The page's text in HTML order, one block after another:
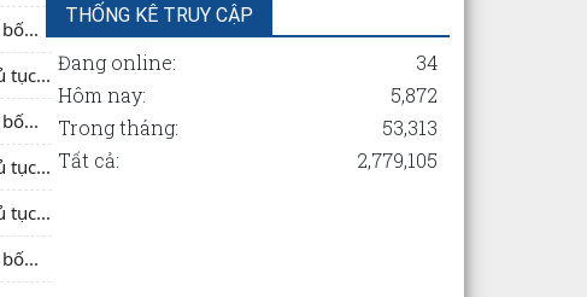
tục...
tục...
tục...
THỐNG KÊ TRUY CẬP
Đang online:
34
Hôm nay:
5,872
Trong tháng:
53,313
Tất cả:
2,779,105